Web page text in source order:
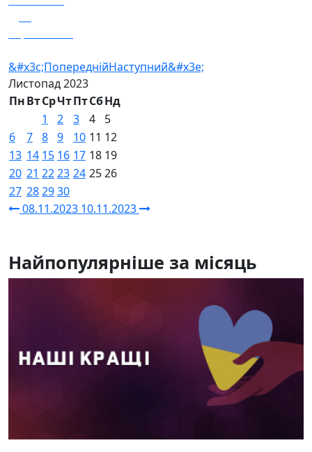
&#x3c;ПопереднійНаступний&#x3e;
Листопад2023
ПнВтСрЧтПтСбНд
1
2 3 4
5
6
7 8 9 10 11 12
13 14 15 16 17 18 19
20 21 2223 24 2526
27 282930
08.11.2023 10.11.2023
Найпопулярніше за місяць